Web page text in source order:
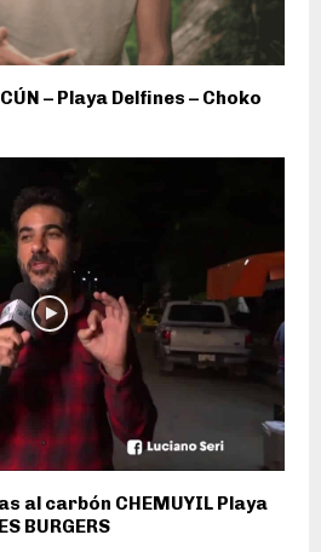
– Playa Delfines – Choko
al carbón CHEMUYIL Playa
BURGERS